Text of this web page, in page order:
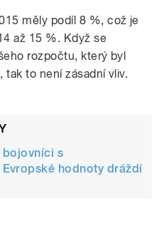
měly podíl 8 %, což je
až 15 %. Když se
rozpočtu, který byl
tak to není zásadní vliv.
bojovníci s
hodnoty dráždí